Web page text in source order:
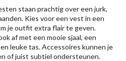
staan prachtig over een jurk,
Kies voor een vest in een
je outfit extra flair te geven.
af met een mooie sjaal, een
leuke tas. Accessoires kunnen je
of juist subtiel ondersteunen.